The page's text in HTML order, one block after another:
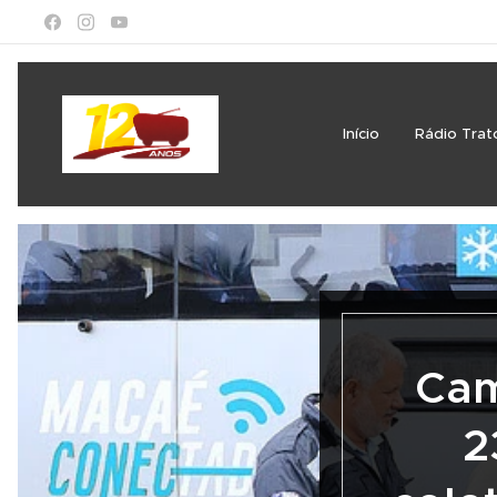
Início Rádio